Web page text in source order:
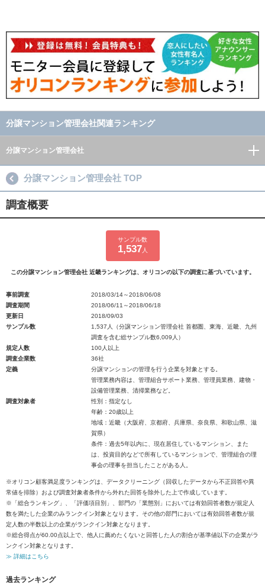
分譲マンション管理会社関連ランキング
分譲マンション管理会社
分譲マンション管理会社 TOP
調査概要
サンプル数
1,537 人
この分譲マンション管理会社 近畿ランキングは、オリコンの以下の調査に基づいています。
事前調査
2018/03/14～2018/06/08
調査期間
2018/06/11～2018/06/18
更新日
2018/09/03
サンプル数
1,537人（分譲マンション管理会社 首都圏、東海、近畿、九州
調査を含む総サンプル数6,009人）
規定人数
100人以上
調査企業数
36社
定義
分譲マンションの管理を行う企業を対象とする。
管理業務内容は、管理組合サポート業務、管理員業務、建物・
設備管理業務、清掃業務など。
調査対象者
性別：指定なし
年齢：20歳以上
地域：近畿（大阪府、京都府、兵庫県、奈良県、和歌山県、滋
賀県）
条件：過去5年以内に、現在居住しているマンション、また
は、投資目的などで所有しているマンションで、管理組合の理
事会の理事を担当したことがある人。
※オリコン顧客満足度ランキングは、データクリーニング（回収したデータから不正回答や異
常値を排除）および調査対象者条件から外れた回答を除外した上で作成しています。
※「総合ランキング」、「評価項目別」、部門の「業態別」においては有効回答者数が規定人
数を満たした企業のみランクイン対象となります。その他の部門においては有効回答者数が規
定人数の半数以上の企業がランクイン対象となります。
※総合得点が60.00点以上で、他人に薦めたくないと回答した人の割合が基準値以下の企業がラ
ンクイン対象となります。
≫ 詳細はこちら
過去ランキング